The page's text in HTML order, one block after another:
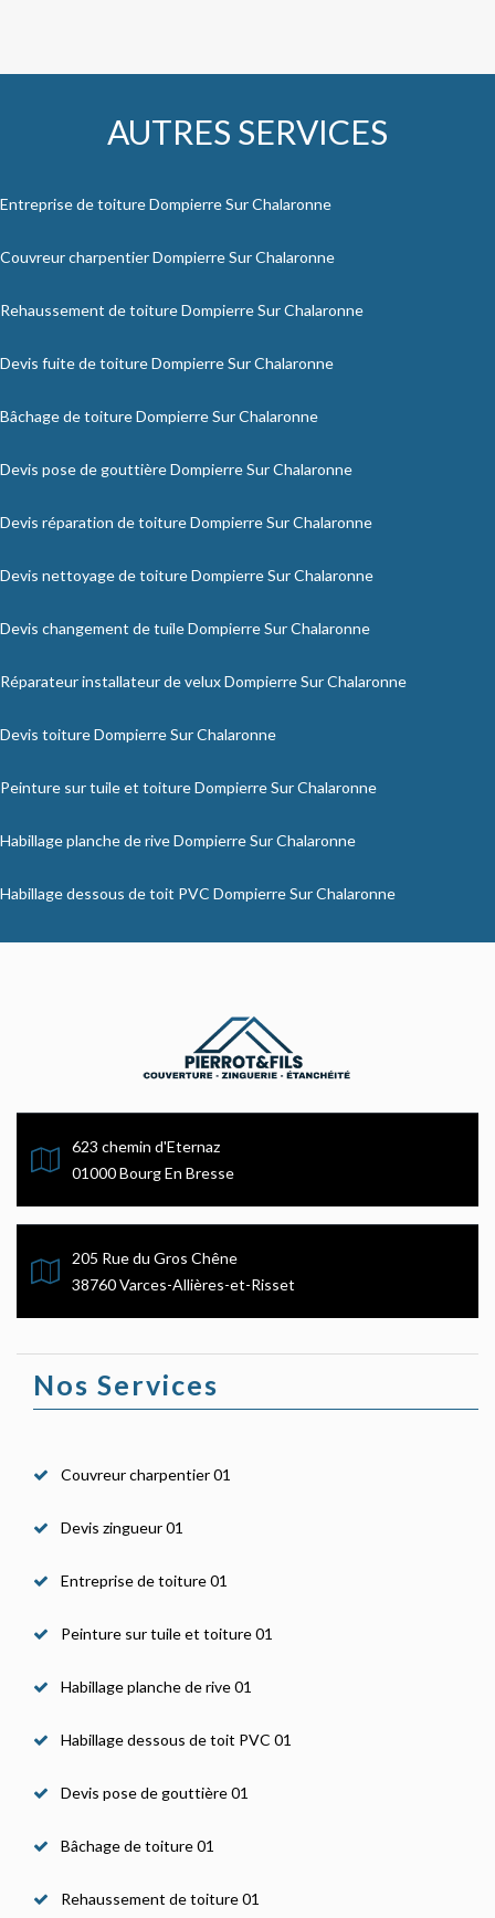
AUTRES SERVICES
Entreprise de toiture Dompierre Sur Chalaronne
Couvreur charpentier Dompierre Sur Chalaronne
Rehaussement de toiture Dompierre Sur Chalaronne
Devis fuite de toiture Dompierre Sur Chalaronne
Bâchage de toiture Dompierre Sur Chalaronne
Devis pose de gouttière Dompierre Sur Chalaronne
Devis réparation de toiture Dompierre Sur Chalaronne
Devis nettoyage de toiture Dompierre Sur Chalaronne
Devis changement de tuile Dompierre Sur Chalaronne
Réparateur installateur de velux Dompierre Sur Chalaronne
Devis toiture Dompierre Sur Chalaronne
Peinture sur tuile et toiture Dompierre Sur Chalaronne
Habillage planche de rive Dompierre Sur Chalaronne
Habillage dessous de toit PVC Dompierre Sur Chalaronne
623 chemin d'Eternaz
01000 Bourg En Bresse
205 Rue du Gros Chêne
38760 Varces-Allières-et-Risset
Nos Services
Couvreur charpentier 01
Devis zingueur 01
Entreprise de toiture 01
Peinture sur tuile et toiture 01
Habillage planche de rive 01
Habillage dessous de toit PVC 01
Devis pose de gouttière 01
Bâchage de toiture 01
Rehaussement de toiture 01